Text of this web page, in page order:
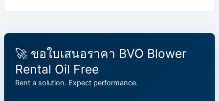
🚀 ขอใบเสนอราคา BVO Blower
Rental Oil Free
Rent a solution. Expect performance.